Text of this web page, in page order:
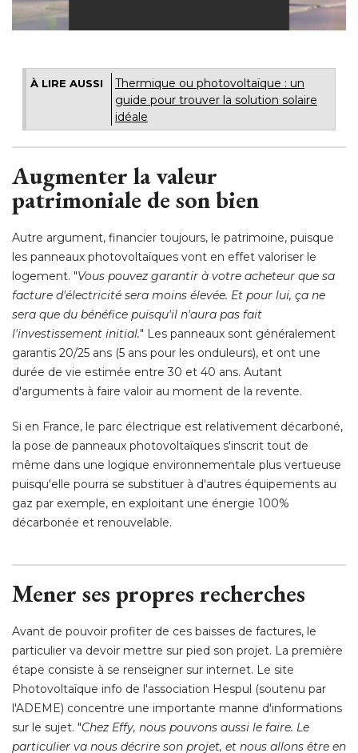
À LIRE AUSSI
Thermique ou photovoltaïque : un
guide pour trouver la solution solaire
idéale
Augmenter la valeur
patrimoniale de son bien
Autre argument, financier toujours, le patrimoine, puisque
les panneaux photovoltaïques vont en effet valoriser le
logement. "Vous pouvez garantir à votre acheteur que sa
facture d'électricité sera moins élevée. Et pour lui, ça ne
sera que du bénéfice puisqu'il n'aura pas fait
l'investissement initial." Les panneaux sont généralement
garantis 20/25 ans (5 ans pour les onduleurs), et ont une
durée de vie estimée entre 30 et 40 ans. Autant
d'arguments à faire valoir au moment de la revente.
Si en France, le parc électrique est relativement décarboné,
la pose de panneaux photovoltaïques s'inscrit tout de
même dans une logique environnementale plus vertueuse
puisqu'elle pourra se substituer à d'autres équipements au
gaz par exemple, en exploitant une énergie 100%
décarbonée et renouvelable.
Mener ses propres recherches
Avant de pouvoir profiter de ces baisses de factures, le
particulier va devoir mettre sur pied son projet. La première
étape consiste à se renseigner sur internet. Le site
Photovoltaïque info de l'association Hespul (soutenu par
l'ADEME) concentre une importante manne d'informations
sur le sujet. "Chez Effy, nous pouvons aussi le faire. Le
particulier va nous décrire son projet, et nous allons être en